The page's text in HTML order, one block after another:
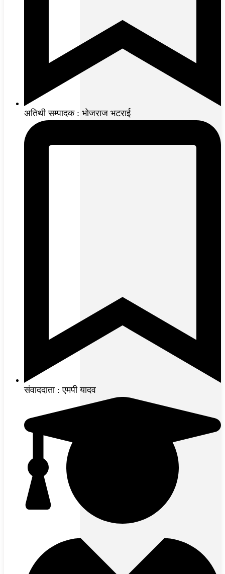
अतिथी सम्पादक : भोजराज भटराई
संवाददाता : एमपी यादव